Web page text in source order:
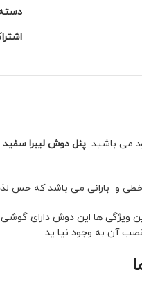
می باشید پنل دوش لیبرا سفید
و بارانی می باشد که حس
ویژگی ها این دوش دارای
آن به وجود نیا ید.